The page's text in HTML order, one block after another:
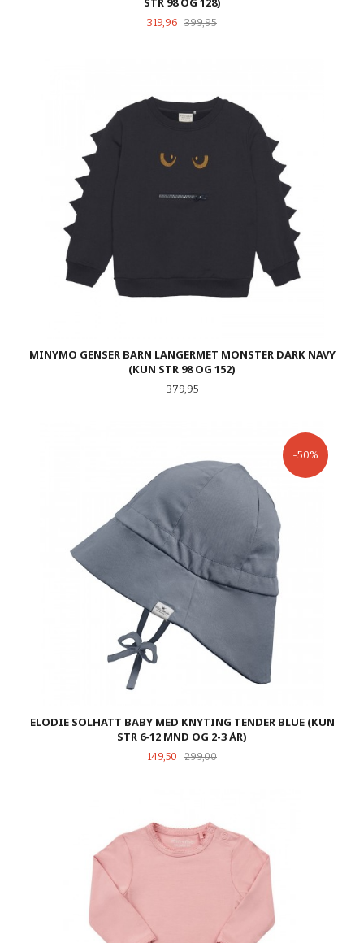
Tilbud
319,96 399,95Rabatt
MINYMO GENSER BARN LANGERMET MONSTER DARK NAVY
(KUN STR 98 OG 152)
Pris
379,95
ELODIE SOLHATT BABY MED KNYTING TENDER BLUE (KUN
STR 6-12 MND OG 2-3 ÅR)
Tilbud
149,50 299,00Rabatt
-50%